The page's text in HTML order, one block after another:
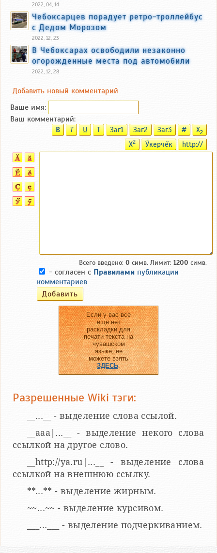
2022, 04, 14
Чебоксарцев порадует ретро-троллейбус
с Дедом Морозом
2022, 12, 23
В Чебоксарах освободили незаконно
огорожденные места под автомобили
2022, 12, 28
Добавить новый комментарий
Ваше имя:
Ваш комментарий:
B T U T Заг1 Заг2 Заг3 # X2
X2 Ӳкерчĕк http://
Всего введено: 0 симв. Лимит: 1200 симв.
- согласен с Правилами публикации
комментариев
Если у вас все
еще нет
раскладки для
печати текста на
чувашском
языке, ее
можете взять
ЗДЕСЬ.
Разрешенные Wiki тэги:
__...__ - выделение слова ссылой.
__aaa|...__ - выделение некого слова
ссылкой на другое слово.
__http://ya.ru|...__ - выделение слова
ссылкой на внешнюю ссылку.
**...** - выделение жирным.
~~...~~ - выделение курсивом.
___...___ - выделение подчеркиванием.